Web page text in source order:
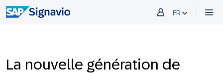
FR
La nouvelle génération de